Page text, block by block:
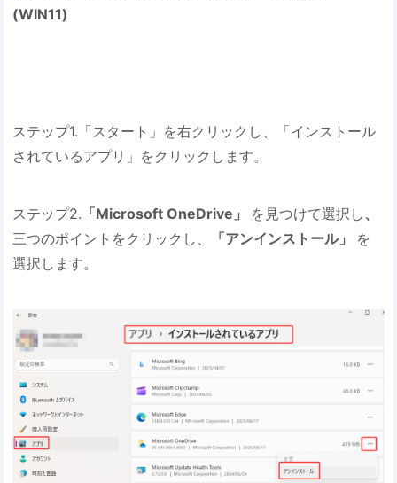
(WIN11)
ステップ1.「スタート」を右クリックし、「インストール
されているアプリ」をクリックします。
ステップ2. 「Microsoft OneDrive」 を見つけて選択し、
三つのポイントをクリックし、
「アンインストール」 を
選択します。